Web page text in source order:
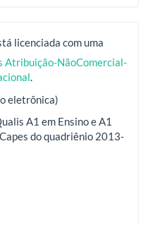
licenciada com uma
Atribuição-NãoComercial-
.
eletrônica)
A1 em Ensino e A1
do quadriênio 2013-